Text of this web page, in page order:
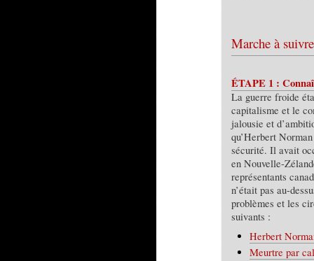
Marche à suivre
ÉTAPE 1 :
La guerre froide
capitalisme et le
jalousie et
qu’Herbert
sécurité. Il avait
en Nouvelle-
représentants
n’était pas au-
problèmes et les
suivants :
Herbert
Meurtre par